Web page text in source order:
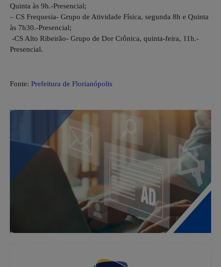
Quinta às 9h.-Presencial;
– CS Frequesia- Grupo de Atividade Física, segunda 8h e Quinta
às 7h30.-Presencial;
-CS Alto Ribeirão- Grupo de Dor Crônica, quinta-feira, 11h.-
Presencial.
Fonte: Prefeitura de Florianópolis